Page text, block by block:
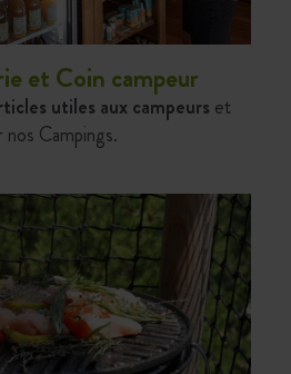
et Coin campeur
utiles aux campeurs et
nos Campings.